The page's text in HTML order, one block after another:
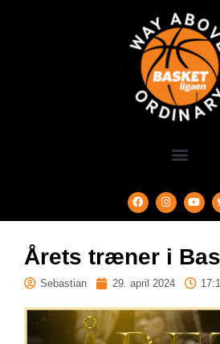
Årets træner i
Sebastian 29. april 2024